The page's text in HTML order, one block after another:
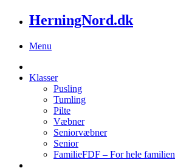
HerningNord.dk
Menu
Klasser
Pusling
Tumling
Pilte
Væbner
Seniorvæbner
Senior
FamilieFDF – For hele familien